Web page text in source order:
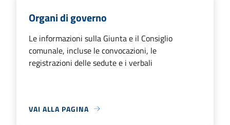
Organi di governo
Le informazioni sulla Giunta e il Consiglio
comunale, incluse le convocazioni, le
registrazioni delle sedute e i verbali
VAI ALLA PAGINA